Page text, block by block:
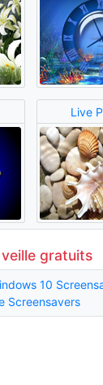
Live
gratuits
10
Screensavers